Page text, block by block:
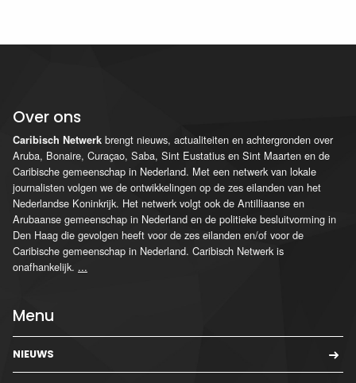
Over ons
Caribisch Netwerk brengt nieuws, actualiteiten en achtergronden over
Aruba, Bonaire, Curaçao, Saba, Sint Eustatius en Sint Maarten en de
Caribische gemeenschap in Nederland. Met een netwerk van lokale
journalisten volgen we de ontwikkelingen op de zes eilanden van het
Nederlandse Koninkrijk. Het netwerk volgt ook de Antilliaanse en
Arubaanse gemeenschap in Nederland en de politieke besluitvorming in
Den Haag die gevolgen heeft voor de zes eilanden en/of voor de
Caribische gemeenschap in Nederland. Caribisch Netwerk is
onafhankelijk. ...
Menu
NIEUWS